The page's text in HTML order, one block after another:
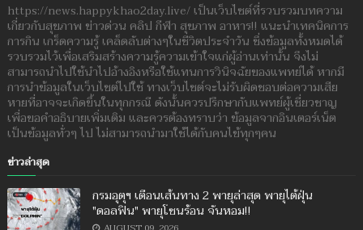
https://news.happykhao2day.live/ เป็นเว็บไซต์ที่รวบรวมบทความ
เกี่ยวกับสุขภาพ ข่าวด่วน คลิป กีฬา สุขภาพ อาหาร!! แนะนำเทคนิคการ
การกิน เกร็ดความรู้ เคล็ดลับต่างๆในชีวิตประจำวัน ซึ่งข้อมูลทั้งหมดได้
รวบรวมไว้เพื่อเสริมสร้างความรู้ความเข้าใจแก่ผู้อ่านเท่านั้น จึงไม่
สามารถนำไปใช้นำไปอ้างอิงหรือใช้แทนการวินิจฉัยของแพทย์ได้ หากมี
การนำข้อมูลในเว็บไซต์ไปใช้ ทางเว็บไซต์จะไม่รับผิดชอบต่อความเสีย
หายที่อาจจะเกิดขึ้นในทุกกรณี ดังนั้นควรปรึกษากับแพทย์ผู้เชี่ยวชาญ
เพื่อขอคำอธิบายเพิ่มเติม และควรต้องทราบว่า ข้อมูลจากอินเตอร์เน็ต
เป็นข้อมูลทั่วๆ ไป ไม่สามารถนำมาใช้ได้กับคนไข้ทุกๆคน
ข่าวล่าสุด
กรมอุตุฯ เตือนเส้นทาง 2 พายุล่าสุด พายุไต้ฝุ่น
"ดอลฟิน" พายุโซนร้อน จันหอม!!